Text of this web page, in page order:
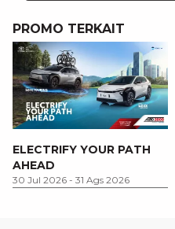
PROMO TERKAIT
ELECTRIFY YOUR PATH
AHEAD
30 Jul 2026 - 31 Ags 2026